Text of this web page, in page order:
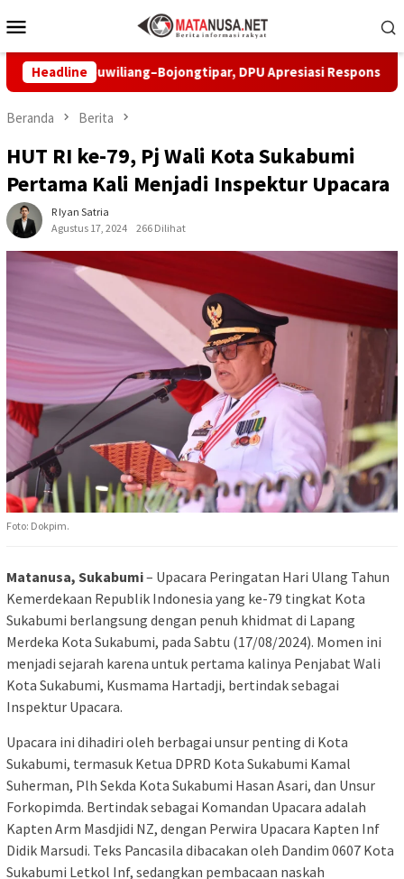
ke
Mobile
Headline
Leuwiliang–Bojongtipar, DPU Apresiasi Respons Penyedia
Beranda Berita
HUT RI ke-79, Pj Wali Kota Sukabumi
Pertama Kali Menjadi Inspektur Upacara
R Iyan Satria
Agustus 17, 2024
266 Dilihat
Foto: Dokpim.
Matanusa, Sukabumi– Upacara Peringatan Hari Ulang Tahun
Kemerdekaan Republik Indonesia yang ke-79 tingkat Kota
Sukabumi berlangsung dengan penuh khidmat di Lapang
Merdeka Kota Sukabumi, pada Sabtu (17/08/2024). Momen ini
menjadi sejarah karena untuk pertama kalinya Penjabat Wali
Kota Sukabumi, Kusmama Hartadji, bertindak sebagai
Inspektur Upacara.
Upacara ini dihadiri oleh berbagai unsur penting di Kota
Sukabumi, termasuk Ketua DPRD Kota Sukabumi Kamal
Suherman, Plh Sekda Kota Sukabumi Hasan Asari, dan Unsur
Forkopimda. Bertindak sebagai Komandan Upacara adalah
Kapten Arm Masdjidi NZ, dengan Perwira Upacara Kapten Inf
Didik Marsudi. Teks Pancasila dibacakan oleh Dandim 0607 Kota
Sukabumi Letkol Inf, sedangkan pembacaan naskah